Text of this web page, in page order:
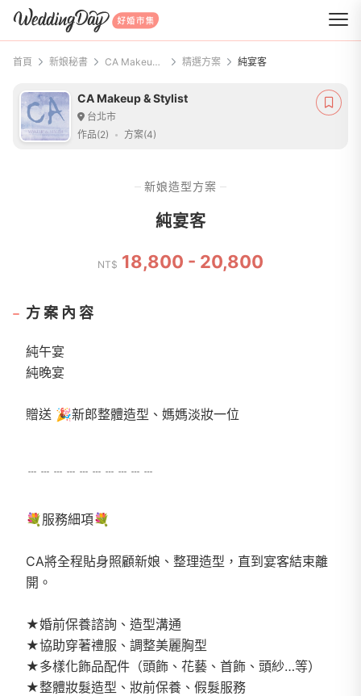
WeddingDay 好婚市集
首頁 新娘秘書 CA Makeup & Stylist 精選方案 純宴客
CA Makeup & Stylist
台北市
作品(2)
方案(4)
新娘造型方案
純宴客
NT$ 18,800 - 20,800
方案內容
純午宴
純晚宴
贈送 🎉新郎整體造型、媽媽淡妝一位
﹉﹉﹉﹉﹉﹉﹉﹉﹉﹉
💐服務細項💐
CA將全程貼身照顧新娘、整理造型，直到宴客結束離
開。
★婚前保養諮詢、造型溝通
★協助穿著禮服、調整美麗胸型
★多樣化飾品配件（頭飾、花藝、首飾、頭紗…等）
★整體妝髮造型、妝前保養、假髮服務